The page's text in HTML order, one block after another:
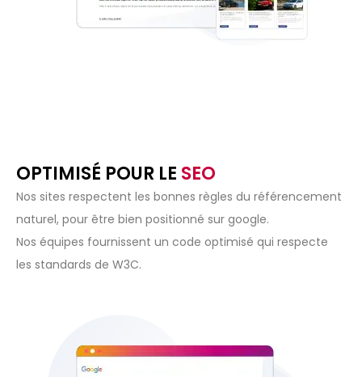
OPTIMISÉ POUR LE SEO
Nos sites respectent les bonnes règles du référencement
naturel, pour être bien positionné sur google.
Nos équipes fournissent un code optimisé qui respecte
les standards de W3C.